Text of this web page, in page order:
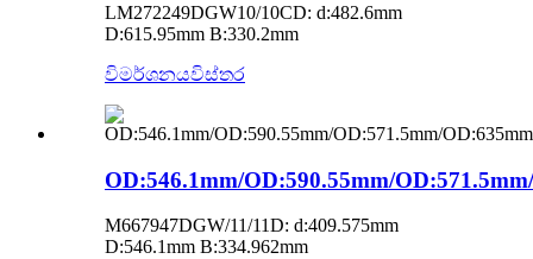
LM272249DGW10/10CD: d:482.6mm
D:615.95mm B:330.2mm
විමර්ශනයවිස්තර
OD:546.1mm/OD:590.55mm/
M667947DGW/11/11D: d:409.575mm
D:546.1mm B:334.962mm